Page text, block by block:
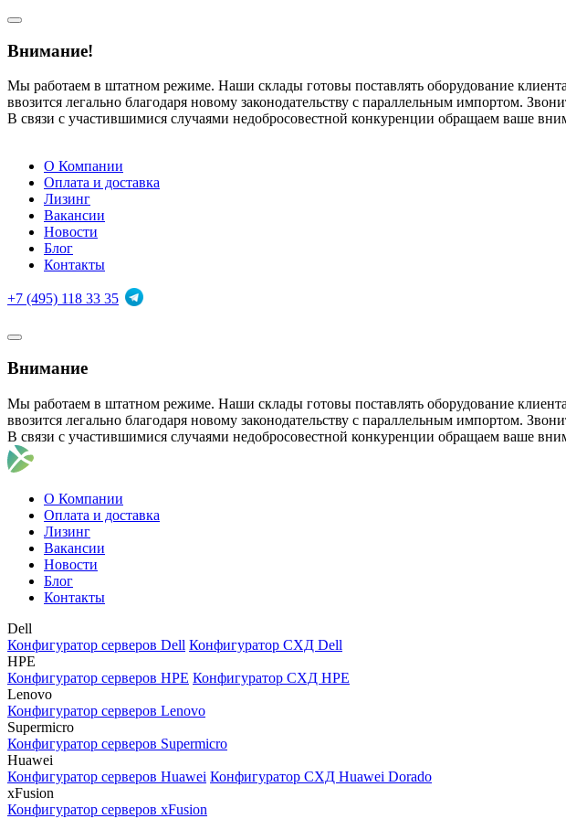
Внимание!
Мы работаем в штатном режиме. Наши склады готовы поставлять оборудование
ввозится легально благодаря новому законодательству с параллельным импортом.
В связи с участившимися случаями недобросовестной конкуренции обращаем ваше
О Компании
Оплата и доставка
Лизинг
Вакансии
Новости
Блог
Контакты
+7 (495) 118 33 35
Внимание
Мы работаем в штатном режиме. Наши склады готовы поставлять оборудование
ввозится легально благодаря новому законодательству с параллельным импортом.
В связи с участившимися случаями недобросовестной конкуренции обращаем ваше
О Компании
Оплата и доставка
Лизинг
Вакансии
Новости
Блог
Контакты
Dell
Конфигуратор серверов Dell Конфигуратор СХД Dell
HPE
Конфигуратор серверов HPE Конфигуратор СХД HPE
Lenovo
Конфигуратор серверов Lenovo
Supermicro
Конфигуратор серверов Supermicro
Huawei
Конфигуратор серверов Huawei Конфигуратор СХД Huawei Dorado
xFusion
Конфигуратор серверов xFusion